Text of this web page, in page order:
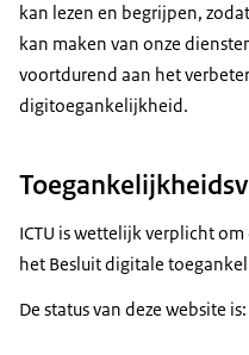
kan lezen en begrijpen,
kan maken van onze
voortdurend aan het
digitoegankelijkheid.
ICTU is wettelijk verplicht
het Besluit digitale
De status van deze website is: